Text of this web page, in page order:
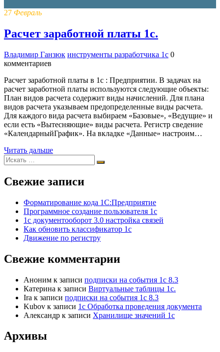
27 Февраль
Расчет заработной платы 1с.
Владимир Ганзюк инструменты разработчика 1с 0
комментариев
Расчет заработной платы в 1с : Предприятии. В задачах на
расчет заработной платы используются следующие объекты:
План видов расчета содержит виды начислений. Для плана
видов расчета указываем предопределенные виды расчета.
Для каждого вида расчета выбираем «Базовые», «Ведущие» и
если есть «Вытесняющие» виды расчета. Регистр сведение
«КалендарныйГрафик». На вкладке «Данные» настроим…
Читать дальше
Свежие записи
Форматирование кода 1С:Предприятие
Программное создание пользователя 1с
1с документооборот 3.0 настройка связей
Как обновить классификатор 1с
Движение по регистру
Свежие комментарии
Аноним к записи подписки на события 1с 8.3
Катерина к записи Виртуальные таблицы 1с.
Ira к записи подписки на события 1с 8.3
Kubov к записи 1с Обработка проведения документа
Александр к записи Хранилище значений 1с
Архивы